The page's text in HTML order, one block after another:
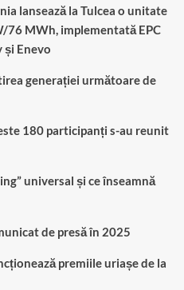
lansează la Tulcea o unitate
76 MWh, implementată EPC
și Enevo
generației următoare de
180 participanți s-au reunit
universal și ce înseamnă
de presă în 2025
premiile uriașe de la